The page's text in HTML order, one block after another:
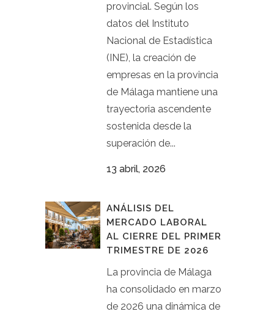
provincial. Según los
datos del Instituto
Nacional de Estadística
(INE), la creación de
empresas en la provincia
de Málaga mantiene una
trayectoria ascendente
sostenida desde la
superación de...
13 abril, 2026
ANÁLISIS DEL
MERCADO LABORAL
AL CIERRE DEL PRIMER
TRIMESTRE DE 2026
La provincia de Málaga
ha consolidado en marzo
de 2026 una dinámica de